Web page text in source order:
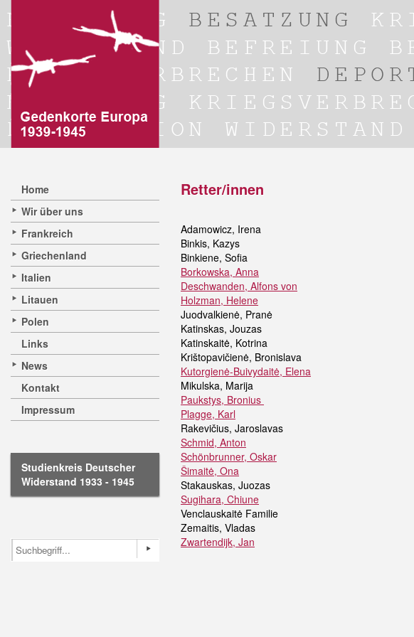
Home
Wir über uns
Frankreich
Griechenland
Italien
Litauen
Polen
Links
News
Kontakt
Impressum
Studienkreis Deutscher
Widerstand 1933 - 1945
Retter/innen
Adamowicz, Irena
Binkis, Kazys
Binkiene, Sofia
Borkowska, Anna
Deschwanden, Alfons von
Holzman, Helene
Juodvalkienė, Pranė
Katinskas, Jouzas
Katinskaitė, Kotrina
Krištopavičienė, Bronislava
Kutorgienė-Buivydaitė, Elena
Mikulska, Marija
Paukstys, Bronius
Plagge, Karl
Rakevičius, Jaroslavas
Schmid, Anton
Schönbrunner, Oskar
Šimaitė, Ona
Stakauskas, Juozas
Sugihara, Chiune
Venclauskaitė Familie
Zemaitis, Vladas
Zwartendijk, Jan